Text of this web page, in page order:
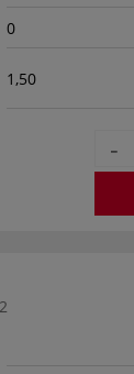
0
1,50
-